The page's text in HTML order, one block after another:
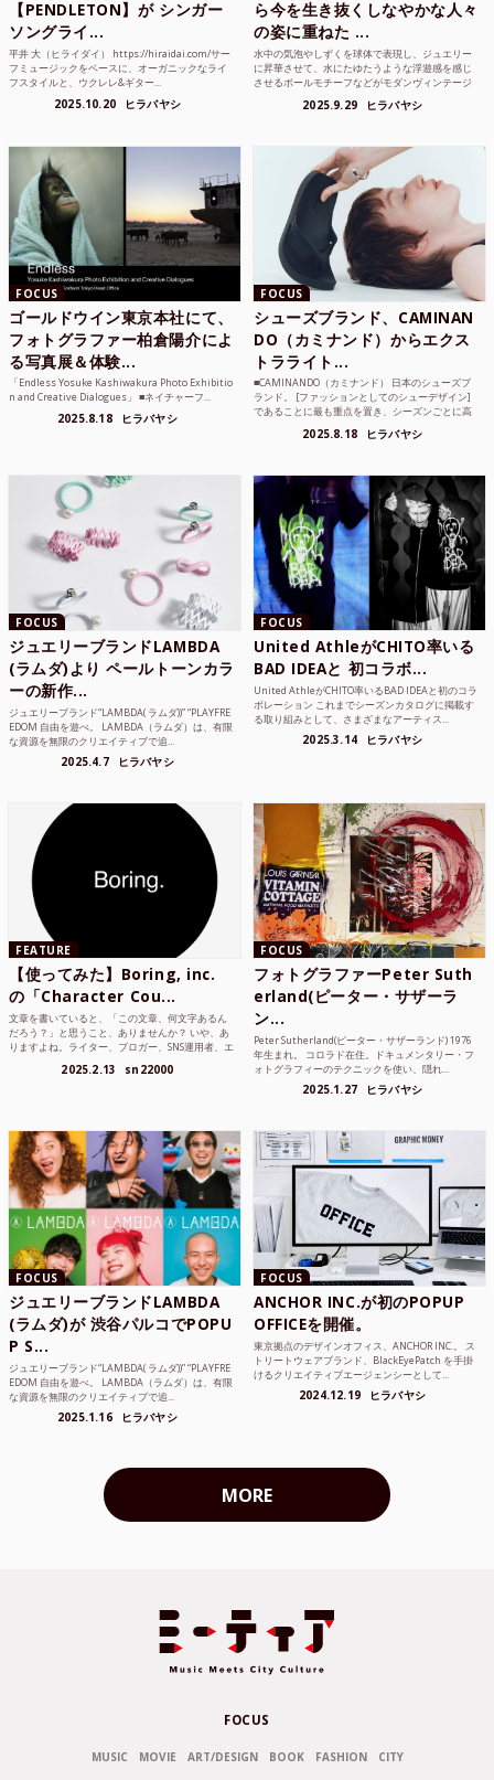
【PENDLETON】が シンガー
ソングライ...
平井 大（ヒライダイ） https://hiraidai.com/サー
フミュージックをベースに、オーガニックなライ
フスタイルと、ウクレレ&ギター...
2025.10.20 ヒラバヤシ
ら今を生き抜くしなやかな人々
の姿に重ねた ...
水中の気泡やしずくを球体で表現し、ジュエリー
に昇華させて、水にたゆたうような浮遊感を感じ
させるボールモチーフなどがモダンヴィンテージ
2025.9.29 ヒラバヤシ
FOCUS
ゴールドウイン東京本社にて、
フォトグラファー柏倉陽介によ
る写真展＆体験...
「Endless Yosuke Kashiwakura Photo Exhibitio
n and Creative Dialogues」 ■ネイチャーフ...
2025.8.18 ヒラバヤシ
FOCUS
シューズブランド、CAMINAN
DO（カミナンド）からエクス
トラライト...
■CAMINANDO（カミナンド） 日本のシューズブ
ランド。 [ファッションとしてのシューデザイン]
であることに最も重点を置き、シーズンごとに高
2025.8.18 ヒラバヤシ
FOCUS
ジュエリーブランドLAMBDA
(ラムダ)より ペールトーンカラ
ーの新作...
ジュエリーブランド“LAMBDA( ラムダ))” “PLAYFRE
EDOM 自由を遊べ。 LAMBDA（ラムダ）は、有限
な資源を無限のクリエイティブで追...
2025.4.7 ヒラバヤシ
FOCUS
United AthleがCHITO率いる
BAD IDEAと 初コラボ...
United AthleがCHITO率いるBAD IDEAと初のコラ
ボレーション これまでシーズンカタログに掲載す
る取り組みとして、さまざまなアーティス...
2025.3.14 ヒラバヤシ
FEATURE
【使ってみた】Boring, inc.
の「Character Cou...
文章を書いていると、「この文章、何文字あるん
だろう？」と思うこと、ありませんか？ いや、あ
りますよね。ライター、ブロガー、SNS運用者、エ
2025.2.13 sn22000
FOCUS
フォトグラファーPeter Suth
erland(ピーター・サザーラ
ン...
Peter Sutherland(ピーター・サザーランド) 1976
年生まれ。 コロラド在住。ドキュメンタリー・フ
ォトグラフィーのテクニックを使い、隠れ...
2025.1.27 ヒラバヤシ
FOCUS
ジュエリーブランドLAMBDA
(ラムダ)が 渋谷パルコでPOPU
P S...
ジュエリーブランド“LAMBDA( ラムダ))” “PLAYFRE
EDOM 自由を遊べ。 LAMBDA（ラムダ）は、有限
な資源を無限のクリエイティブで追...
2025.1.16 ヒラバヤシ
FOCUS
ANCHOR INC.が初のPOPUP
OFFICEを開催。
東京拠点のデザインオフィス、ANCHOR INC.。 ス
トリートウェアブランド、BlackEyePatch を手掛
けるクリエイティブエージェンシーとして...
2024.12.19 ヒラバヤシ
MORE
FOCUS
MUSIC MOVIE ART/DESIGN BOOK FASHION CITY